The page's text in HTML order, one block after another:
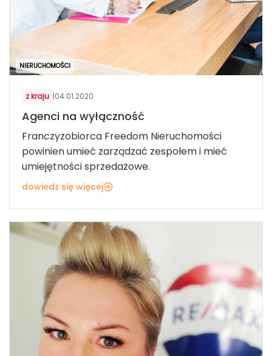
NIERUCHOMOŚCI
z kraju |04.01.2020
Agenci na wyłączność
Franczyzobiorca Freedom Nieruchomości
powinien umieć zarządzać zespołem i mieć
umiejętności sprzedażowe.
dowiedz się więcej